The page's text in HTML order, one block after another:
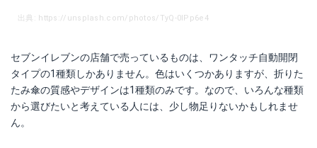
出典: https://unsplash.com/photos/TyQ-0lPp6e4
セブンイレブンの店舗で売っているものは、ワンタッチ自動開閉
タイプの1種類しかありません。色はいくつかありますが、折りた
たみ傘の質感やデザインは1種類のみです。なので、いろんな種類
から選びたいと考えている人には、少し物足りないかもしれませ
ん。